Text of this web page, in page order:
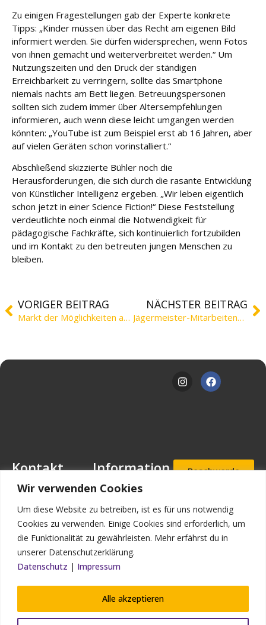
Wir verwenden Cookies
Um diese Website zu betreiben, ist es für uns notwendig
Cookies zu verwenden. Einige Cookies sind erforderlich, um
die Funktionalität zu gewährleisten. Mehr erfährst du in
unserer Datenschutzerklärung.
Datenschutz | Impressum
Alle akzeptieren
Zu einigen Fragestellungen gab der Experte konkrete
Tipps: „Kinder müssen über das Recht am eigenen Bild
informiert werden. Sie dürfen widersprechen, wenn Fotos
von ihnen gemacht und weiterverbreitet werden.“ Um
Nutzungszeiten und den Druck der ständigen
Erreichbarkeit zu verringern, sollte das Smartphone
niemals nachts am Bett liegen. Betreuungspersonen
sollten sich zudem immer über Altersempfehlungen
informieren, auch wenn diese leicht umgangen werden
könnten: „YouTube ist zum Beispiel erst ab 16 Jahren, aber
auf vielen Geräten schon vorinstalliert.“
Abschließend skizzierte Bühler noch die
Herausforderungen, die sich durch die rasante Entwicklung
von Künstlicher Intelligenz ergeben. „Wir leben eigentlich
schon jetzt in einer Science Fiction!“ Diese Feststellung
verdeutlichte noch einmal die Notwendigkeit für
pädagogische Fachkräfte, sich kontinuierlich fortzubilden
und im Kontakt zu den betreuten jungen Menschen zu
bleiben.
VORIGER BEITRAG
Markt der Möglichkeiten an der Hochschule Ostfalia
NÄCHSTER BEITRAG
Jägermeister-Mitarbeitende engagieren sich am Volunteering Day
Kontakt
Mansfeld-
Löbbecke-Stiftung
Geschäftsstelle
Mascheroder
Straße 11
Wolfenbüttel
Telefax: (0 53 31)
90 910-93
Information
Downloads
Stellenangebote
Impressum
Datenschutz
Beschwerde
Aufnahmea
nfrage